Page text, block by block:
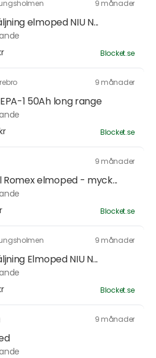
9 månader
elmoped NIU N...
Blocket.se
9 månader
1 50Ah long range
Blocket.se
9 månader
Romex elmoped - myck...
Blocket.se
9 månader
Elmoped NIU N...
Blocket.se
9 månader